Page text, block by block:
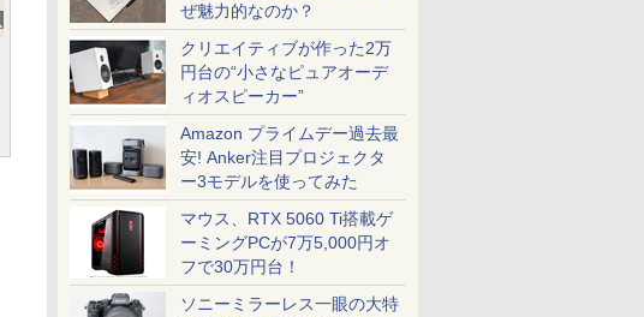
ぜ魅力的なのか？
クリエイティブが作った2万
円台の“小さなピュアオーデ
ィオスピーカー”
Amazon プライムデー過去最
安! Anker注目プロジェクタ
ー3モデルを使ってみた
マウス、RTX 5060 Ti搭載ゲ
ーミングPCが7万5,000円オ
フで30万円台！
ソニーミラーレス一眼の大特